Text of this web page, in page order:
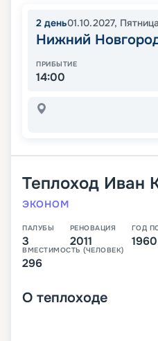
2 день01.10.2027, Пятница
Нижний
ПРИБЫТИЕ
14:00
Теплоход Иван
ЭКОНОМ
ПАЛУБЫ
3
РЕНОВАЦИЯ
2011
ГОД
1960
ВМЕСТИМОСТЬ (ЧЕЛОВЕК)
296
О теплоходе